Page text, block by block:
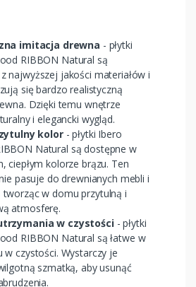
imitacja drewna - płytki
RIBBON Natural są
najwyższej jakości materiałów i
się bardzo realistyczną
Dzięki temu wnętrze
i elegancki wygląd.
kolor- płytki Ibero
Natural są dostępne w
ciepłym kolorze brązu. Ten
pasuje do drewnianych mebli i
w domu przytulną i
atmosferę.
w czystości- płytki
RIBBON Natural są łatwe w
w czystości. Wystarczy je
szmatką, aby usunąć